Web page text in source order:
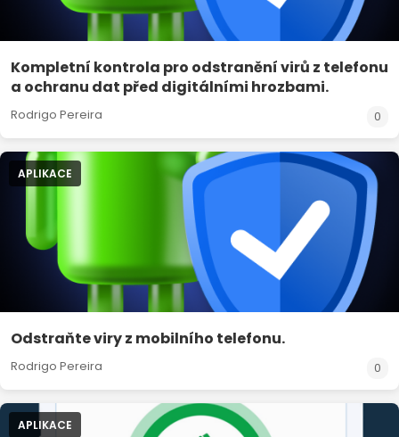
Kompletní kontrola pro odstranění virů z telefonu
a ochranu dat před digitálními hrozbami.
Rodrigo Pereira 0
APLIKACE
Odstraňte viry z mobilního telefonu.
Rodrigo Pereira 0
APLIKACE